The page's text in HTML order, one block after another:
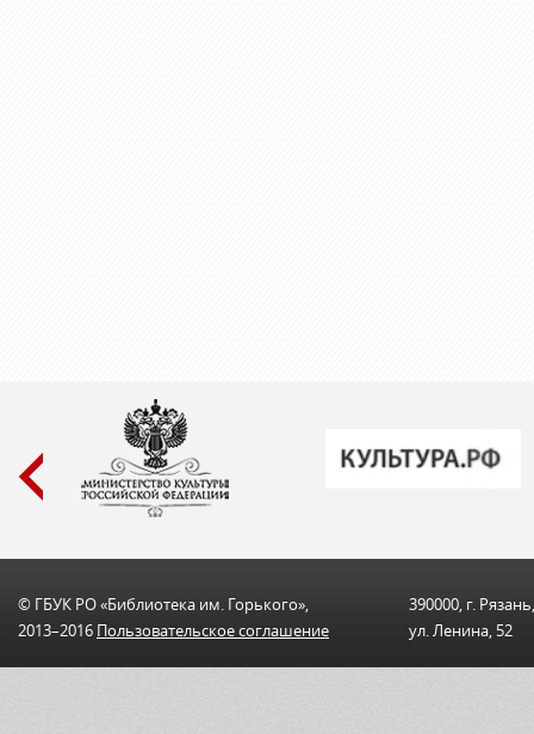
© ГБУК РО «Библиотека им. Горького»,
2013–2016 Пользовательскоe соглашениe
390000, г. Рязань,
ул. Ленина, 52